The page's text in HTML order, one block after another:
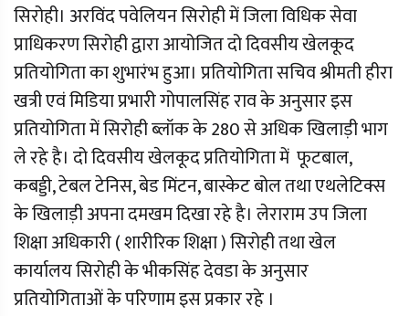
सिरोही। अरविंद पवेलियन सिरोही में जिला विधिक सेवा
प्राधिकरण सिरोही द्वारा आयोजित दो दिवसीय खेलकूद
प्रतियोगिता का शुभारंभ हुआ। प्रतियोगिता सचिव श्रीमती हीरा
खत्री एवं मिडिया प्रभारी गोपालसिंह राव के अनुसार इस
प्रतियोगिता में सिरोही ब्लॉक के 280 से अधिक खिलाड़ी भाग
ले रहे है। दो दिवसीय खेलकूद प्रतियोगिता में फूटबाल,
कबड्डी, टेबल टेनिस, बेड मिंटन, बास्केट बोल तथा एथलेटिक्स
के खिलाड़ी अपना दमखम दिखा रहे है। लेराराम उप जिला
शिक्षा अधिकारी ( शारीरिक शिक्षा ) सिरोही तथा खेल
कार्यालय सिरोही के भीकसिंह देवडा के अनुसार
प्रतियोगिताओं के परिणाम इस प्रकार रहे ।